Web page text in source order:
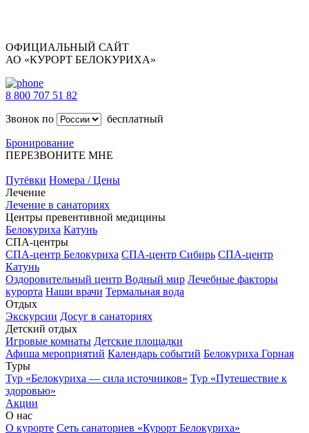
ОФИЦИАЛЬНЫЙ САЙТ
АО «КУРОРТ БЕЛОКУРИХА»
8 800 707 51 82
Звонок по
бесплатный
Бронирование
ПЕРЕЗВОНИТЕ МНЕ
Путёвки Номера / Цены
Лечение
Лечение в санаториях
Центры превентивной медицины
Белокуриха Катунь
СПА-центры
СПА-центр Белокуриха СПА-центр Сибирь СПА-центр
Катунь
Оздоровительный центр Водный мир Лечебные факторы
курорта Наши врачи Термальная вода
Отдых
Экскурсии Досуг в санаториях
Детский отдых
Игровые комнаты Детские площадки
Афиша мероприятий Календарь событий Белокуриха Горная
Туры
Тур «Белокуриха — сила источников» Тур «Путешествие к
здоровью»
Акции
О нас
О курорте Сеть санаториев «Курорт Белокуриха»